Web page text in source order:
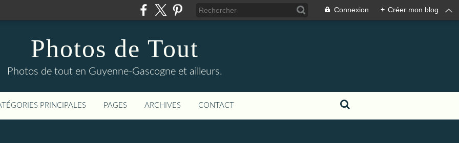
Connexion + Créer mon blog
Photos de Tout
Photos de tout en Guyenne-Gascogne et ailleurs.
PRINCIPALES PAGES ARCHIVES CONTACT